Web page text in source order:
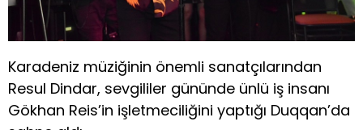
Karadeniz müziğinin önemli sanatçılarından
Resul Dindar, sevgililer gününde ünlü iş insanı
Gökhan Reis’in işletmeciliğini yaptığı Duqqan’da